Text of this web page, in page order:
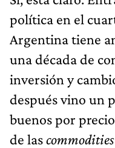
política en el
Argentina tiene
una década de
inversión y
después vino un
buenos por
de lascommodities